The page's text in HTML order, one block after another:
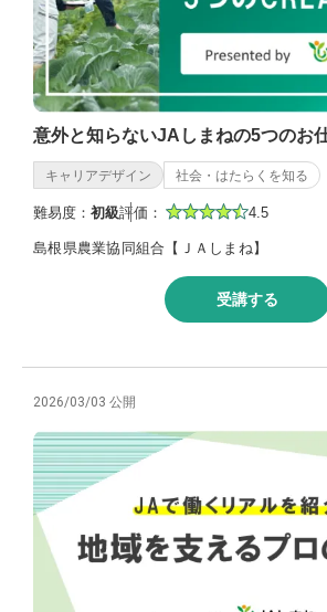
意外と知らないJAしまねの5つのお
キャリアデザイン 社会・はたらくを知る
難易度： 初級評価： 4.5
島根県農業協同組合【ＪＡしまね】
受講する
2026/03/03 公開